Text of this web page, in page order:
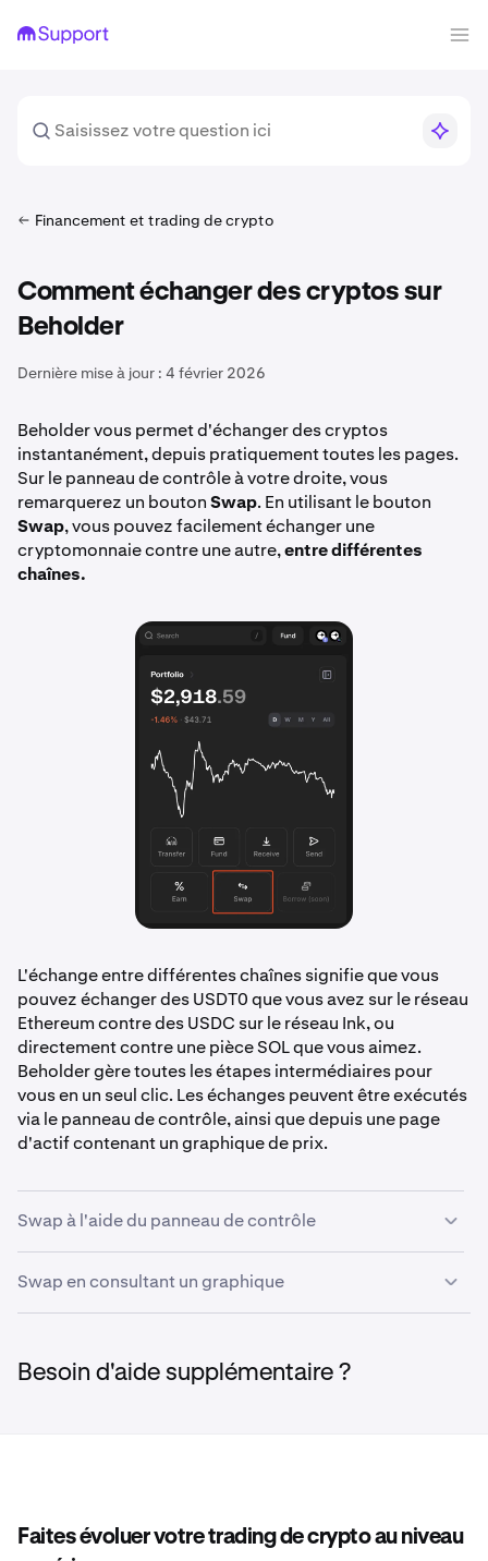
Financement et trading de crypto
Comment échanger des cryptos sur
Beholder
Dernière mise à jour : 4 février 2026
Beholder vous permet d'échanger des cryptos
instantanément, depuis pratiquement toutes les pages.
Sur le panneau de contrôle à votre droite, vous
remarquerez un boutonSwap. En utilisant le bouton
Swap, vous pouvez facilement échanger une
cryptomonnaie contre une autre,entre différentes
chaînes.
L'échange entre différentes chaînes signifie que vous
pouvez échanger des USDT0 que vous avez sur le réseau
Ethereum contre des USDC sur le réseau Ink, ou
directement contre une pièce SOL que vous aimez.
Beholder gère toutes les étapes intermédiaires pour
vous en un seul clic. Les échanges peuvent être exécutés
via le panneau de contrôle, ainsi que depuis une page
d'actif contenant un graphique de prix.
Swap à l'aide du panneau de contrôle
Échanger des cryptos depuis le panneau de contrôle est
le moyen le plus rapide d'exécuter votre échange.
Depuis tous les écrans principaux, le panneau de
des cryptos à l'aide du panneau de contrôle, suivez ces
souhaitez échanger contre un autre jeton. Ici, vous
Swap en consultant un graphique
moment, si vous cliquez sur un actif, qu'il se trouve dans
Besoin d'aide supplémentaire ?
Faites évoluer votre trading de crypto au niveau